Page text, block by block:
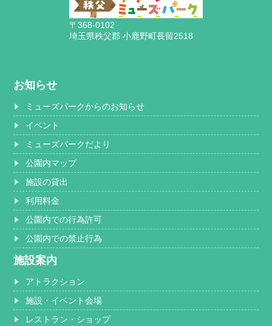
〒368-0102
埼玉県秩父郡 小鹿野町長留2518
お知らせ
ミューズパークからのお知らせ
イベント
ミューズパークだより
公園内マップ
施設の貸出
利用料金
公園内での行為許可
公園内での禁止行為
施設案内
アトラクション
施設・イベント会場
レストラン・ショップ